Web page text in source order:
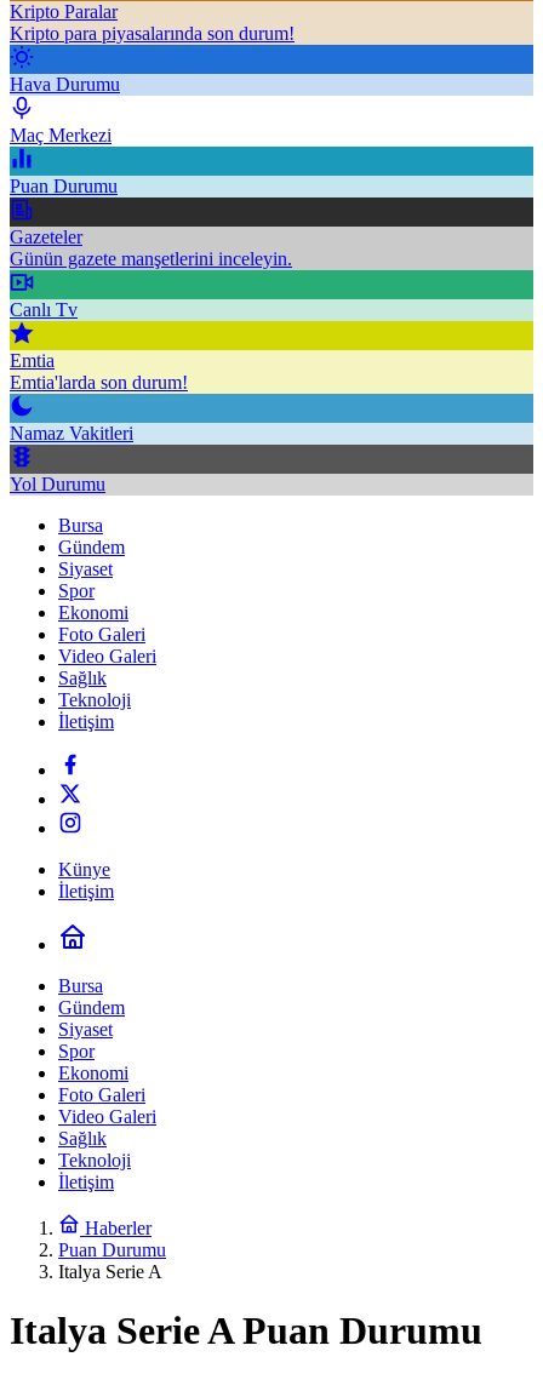
Kripto Paralar
Kripto para piyasalarında son durum!
Hava Durumu
Maç Merkezi
Puan Durumu
Gazeteler
Günün gazete manşetlerini inceleyin.
Canlı Tv
Emtia
Emtia'larda son durum!
Namaz Vakitleri
Yol Durumu
Bursa
Gündem
Siyaset
Spor
Ekonomi
Foto Galeri
Video Galeri
Sağlık
Teknoloji
İletişim
Künye
İletişim
Bursa
Gündem
Siyaset
Spor
Ekonomi
Foto Galeri
Video Galeri
Sağlık
Teknoloji
İletişim
Haberler
Puan Durumu
Italya Serie A
Italya Serie A Puan Durumu